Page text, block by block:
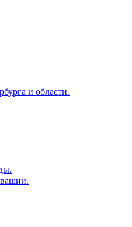
и области.